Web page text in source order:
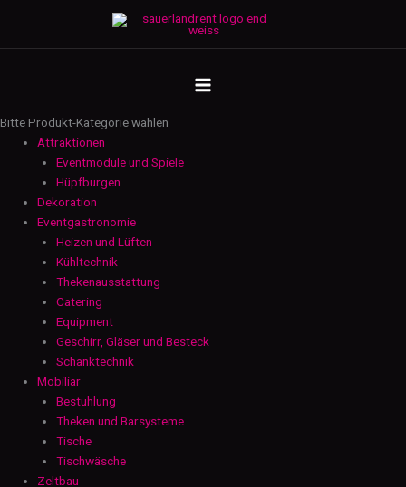
springen
MENU
Bitte Produkt-Kategorie wählen
Attraktionen
Eventmodule und Spiele
Hüpfburgen
Dekoration
Eventgastronomie
Heizen und Lüften
Kühltechnik
Thekenausstattung
Catering
Equipment
Geschirr, Gläser und Besteck
Schanktechnik
Mobiliar
Bestuhlung
Theken und Barsysteme
Tische
Tischwäsche
Zeltbau
x
Menge